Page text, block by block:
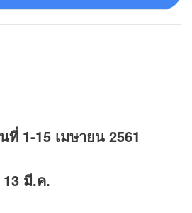
1-15 เมษายน 2561
มี.ค.